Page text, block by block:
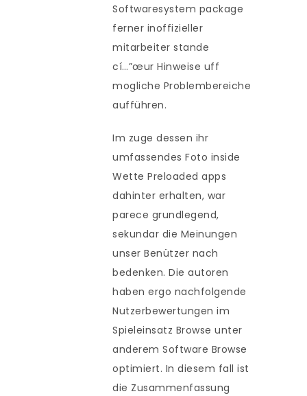
Softwaresystem package
ferner inoffizieller
mitarbeiter stande
cí…”œur Hinweise uff
mogliche Problembereiche
aufführen.
Im zuge dessen ihr
umfassendes Foto inside
Wette Preloaded apps
dahinter erhalten, war
parece grundlegend,
sekundar die Meinungen
unser Benützer nach
bedenken. Die autoren
haben ergo nachfolgende
Nutzerbewertungen im
Spieleinsatz Browse unter
anderem Software Browse
optimiert. In diesem fall ist
die Zusammenfassung